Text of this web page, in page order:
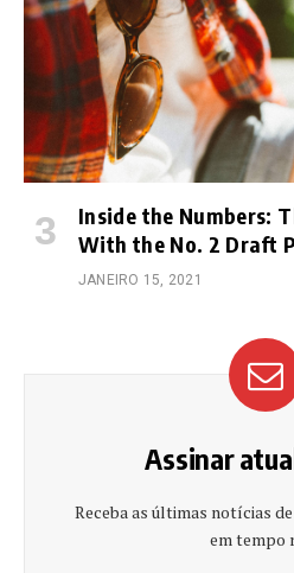
Inside the Numbers:
With the No. 2 Draft
JANEIRO 15, 2021
Assinar
Receba as últimas notícias
em tempo